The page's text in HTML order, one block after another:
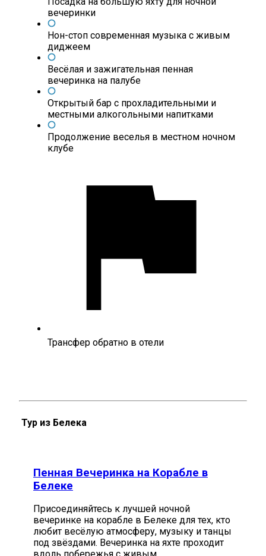
вечеринки
Нон-стоп современная музыка с живым
диджеем
Весёлая и зажигательная пенная
вечеринка на палубе
Открытый бар с прохладительными и
местными алкогольными напитками
Продолжение веселья в местном ночном
клубе
Трансфер обратно в отели
Тур из Белека
Пенная Вечеринка на Корабле в
Белеке
Присоединяйтесь к лучшей ночной
вечеринке на корабле в Белеке для тех, кто
любит весёлую атмосферу, музыку и танцы
под звёздами. Вечеринка на яхте проходит